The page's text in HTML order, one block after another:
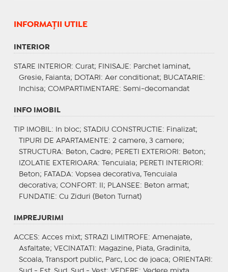
INFORMAŢII UTILE
INTERIOR
STARE INTERIOR: Curat; FINISAJE : Parchet laminat,
Gresie, Faianta;
DOTARI : Aer conditionat; BUCATARIE :
Inchisa; COMPARTIMENTARE : Semi-decomandat
INFO IMOBIL
TIP IMOBIL : In bloc; STADIU CONSTRUCTIE : Finalizat;
TIPURI DE APARTAMENTE : 2 camere, 3 camere;
STRUCTURA: Beton, Cadre; PERETI EXTERIORI : Beton;
IZOLATIE EXTERIOARA: Tencuiala; PERETI INTERIORI :
Beton; FATADA: Vopsea decorativa, Tencuiala
decorativa; CONFORT : II; PLANSEE : Beton armat;
FUNDATIE : Cu Ziduri (Beton Turnat)
IMPREJURIMI
ACCES: Acces mixt; STRAZI LIMITROFE : Amenajate,
Asfaltate; VECINATATI : Magazine, Piata, Gradinita,
Scoala, Transport public, Parc, Loc de joaca; ORIENTARI :